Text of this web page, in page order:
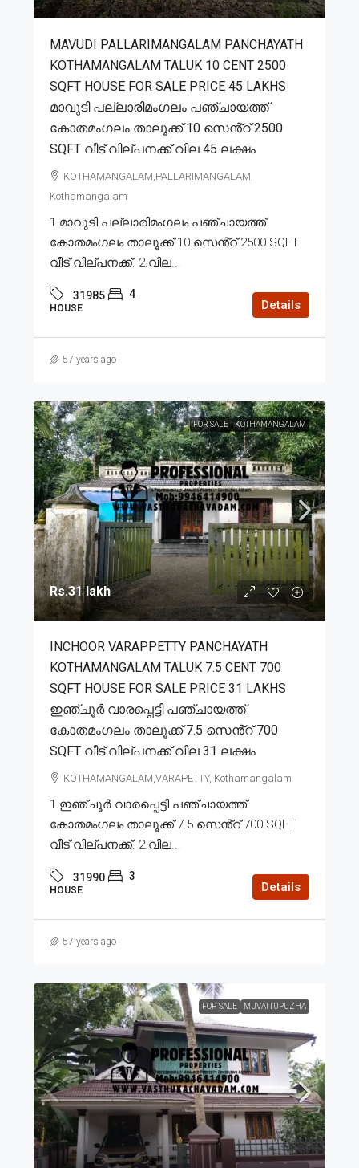
MAVUDI PALLARIMANGALAM PANCHAYATH
KOTHAMANGALAM TALUK 10 CENT 2500
SQFT HOUSE FOR SALE PRICE 45 LAKHS
മാവുടി പല്ലാരിമംഗലം പഞ്ചായത്ത്
കോതമംഗലം താലൂക്ക് 10 സെൻ്റ് 2500
SQFT വീട് വില്പനക്ക് വില 45 ലക്ഷം
KOTHAMANGALAM,PALLARIMANGALAM,
Kothamangalam
1.മാവുടി പല്ലാരിമംഗലം പഞ്ചായത്ത്
കോതമംഗലം താലൂക്ക് 10 സെൻ്റ് 2500 SQFT
വീട് വില്പനക്ക്. 2.വില...
31985 4
HOUSE Details
57 years ago
FOR SALE KOTHAMANGALAM
Rs.31 lakh
INCHOOR VARAPPETTY PANCHAYATH
KOTHAMANGALAM TALUK 7.5 CENT 700
SQFT HOUSE FOR SALE PRICE 31 LAKHS
ഇഞ്ചൂർ വാരപ്പെട്ടി പഞ്ചായത്ത്
കോതമംഗലം താലൂക്ക് 7.5 സെൻ്റ് 700
SQFT വീട് വില്പനക്ക് വില 31 ലക്ഷം
KOTHAMANGALAM,VARAPETTY, Kothamangalam
1.ഇഞ്ചൂർ വാരപ്പെട്ടി പഞ്ചായത്ത്
കോതമംഗലം താലൂക്ക് 7.5 സെൻ്റ് 700 SQFT
വീട് വില്പനക്ക്. 2.വില...
31990 3
HOUSE Details
57 years ago
FOR SALE MUVATTUPUZHA